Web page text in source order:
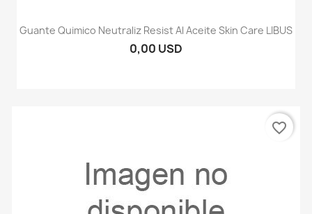
Guante Quimico Neutraliz Resist Al Aceite Skin Care LIBUS
0,00 USD
favorite_border